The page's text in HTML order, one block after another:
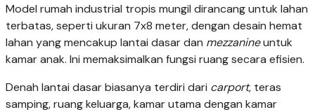
Model rumah industrial tropis mungil dirancang untuk lahan
terbatas, seperti ukuran 7x8 meter, dengan desain hemat
lahan yang mencakup lantai dasar dan mezzanineuntuk
kamar anak. Ini memaksimalkan fungsi ruang secara efisien.
Denah lantai dasar biasanya terdiri dari carport, teras
samping, ruang keluarga, kamar utama dengan kamar